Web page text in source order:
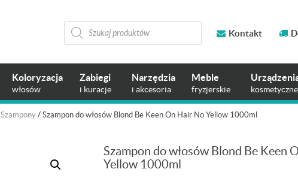
Wyszukiwarka
produktów
Kontakt
Koloryzacja
włosów
Zabiegi
i kuracje
Narzędzia
i akcesoria
Meble
fryzjerskie kosmetyczne
Szampony / Szampon do włosów Blond Be Keen On Hair No Yellow 1000ml
Szampon do włosów Blond Be Keen
Yellow 1000ml